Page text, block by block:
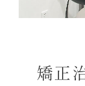
矯正